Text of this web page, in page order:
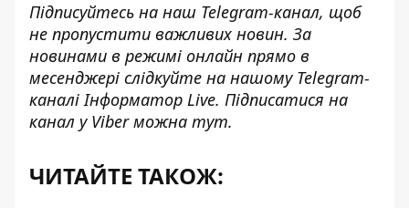
Підписуйтесь на наш Telegram-канал, щоб
не пропустити важливих новин. За
новинами в режимі онлайн прямо в
месенджері слідкуйте на нашому Telegram-
каналіІнформатор Live. Підписатися на
канал у Viber можна тут.
ЧИТАЙТЕ ТАКОЖ: